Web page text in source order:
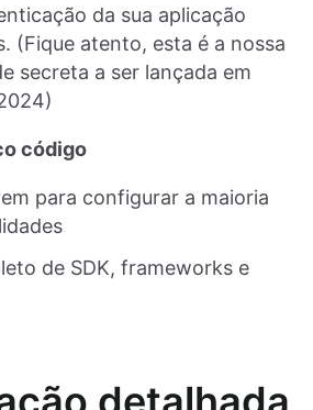
da sua aplicação
(Fique atento, esta é a nossa
secreta a ser lançada em
código
para configurar a maioria
de SDK, frameworks e